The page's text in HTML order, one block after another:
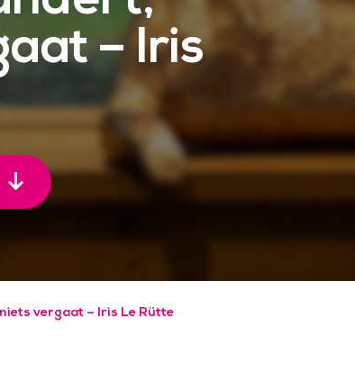
– Iris
vergaat – Iris Le Rütte